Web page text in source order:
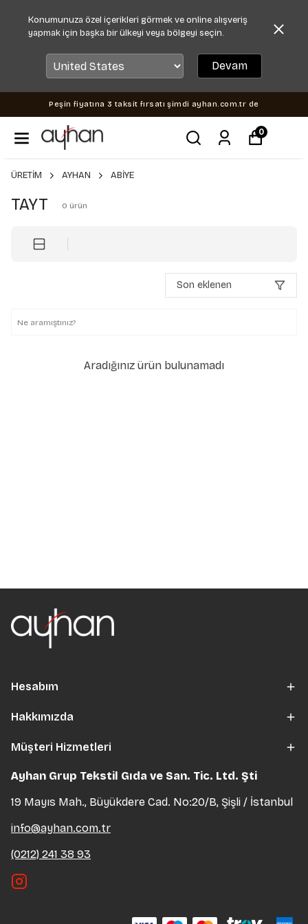
Konumunuza özel içerikleri görmek ve online alışveriş
yapmak için başka bir ülkeyi veya bölgeyi seçin.
Devam
Peşin fiyatına 3 taksit fırsatı şimdi ayhan.com.tr de
0
ÜRETİM AYHAN ABİYE
TAYT 0 ürün
Son eklenen
Aradığınız ürün bulunamadı
Hesabım
Hakkımızda
Müşteri Hizmetleri
Ayhan Grup Tekstil Gıda ve San. Tic. Ltd. Şti
19 Mayıs Mah., Büyükdere Cad. No:20/B, Şişli / İstanbul
info@ayhan.com.tr
(0212) 241 38 93